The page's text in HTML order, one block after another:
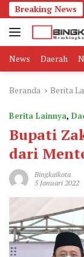
Langsung
ke
konten
Breaking News
Eks VP PT APK
News Daerah
Beranda Berita
Berita Lainnya,
Bupati
dari
Bingkaikota
5 Januari 2022